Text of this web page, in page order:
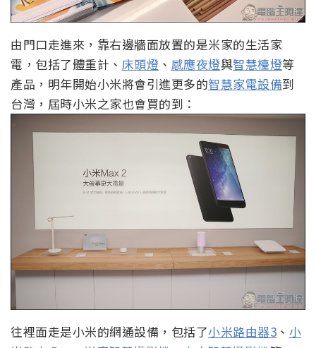
由門口走進來，靠右邊牆面放置的是米家的生活家
電，包括了體重計、 床頭燈 、 感應夜燈與智慧檯燈等
產品，明年開始小米將會引進更多的智慧家電設備到
台灣，屆時小米之家也會買的到：
往裡面走是小米的網通設備，包括了小米路由器3 、 小